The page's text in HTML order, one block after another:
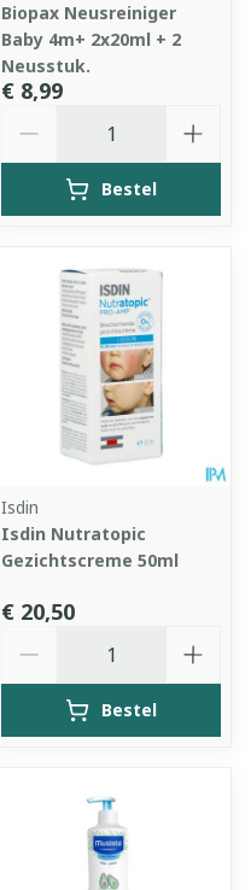
Biopax Neusreiniger
Baby 4m+ 2x20ml + 2
Neusstuk.
€ 8,99
Bestel
Isdin
Isdin Nutratopic
Gezichtscreme 50ml
€ 20,50
Bestel